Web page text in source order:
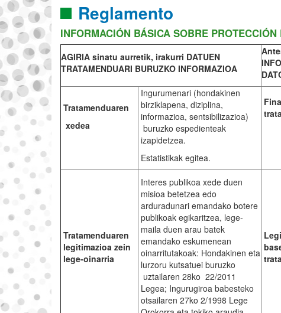
Reglamento
INFORMACIÓN BÁSICA SOBRE PROTECCIÓN
AGIRIA sinatu aurretik, irakurri DATUEN
TRATAMENDUARI BURUZKO INFORMAZIOA
A
I
Tratamenduaren
xedea
Ingurumenari (hondakinen
birziklapena, diziplina,
informazioa, sentsibilizazioa)
buruzko espedienteak
izapidetzea.
Estatistikak egitea.
Tratamenduaren
legitimazioa zein
lege-oinarria
Interes publikoa xede duen
misioa betetzea edo
arduradunari emandako botere
publikoak egikaritzea, lege-
maila duen arau batek
emandako eskumenean
oinarritutakoak: Hondakinen eta
lurzoru kutsatuei buruzko
uztailaren 28ko 22/2011
Legea; Ingurugiroa babesteko
otsailaren 27ko 2/1998 Lege